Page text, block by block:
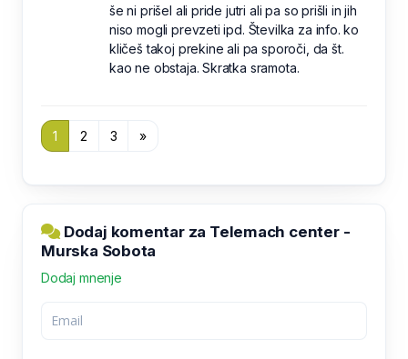
še ni prišel ali pride jutri ali pa so prišli in jih
niso mogli prevzeti ipd. Številka za info. ko
kličeš takoj prekine ali pa sporoči, da št.
kao ne obstaja. Skratka sramota.
1 2 3 »
Dodaj komentar za Telemach center -
Murska Sobota
Dodaj mnenje